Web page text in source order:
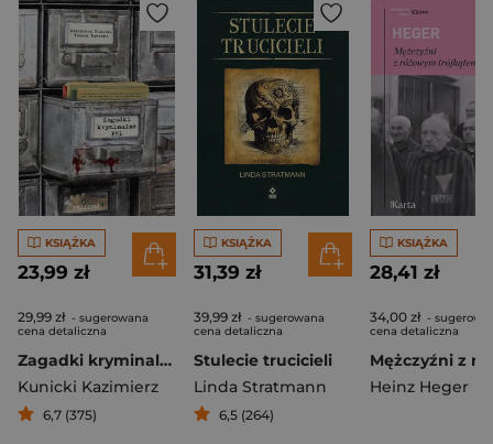
KSIĄŻKA
23,99 zł
29,99 zł - sugerowana
cena detaliczna
Zagadki kryminalne PRL
Kunicki Kazimierz
6,7 (375)
KSIĄŻKA
31,39 zł
39,99 zł - sugerowana
cena detaliczna
Stulecie trucicieli
Linda Stratmann
6,5 (264)
KSIĄŻKA
28,41 zł
34,00 zł -
cena detaliczna
Heinz Heger